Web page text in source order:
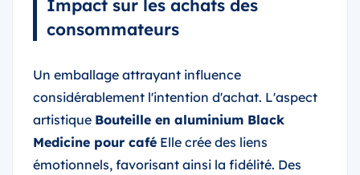
Impact sur les achats des
consommateurs
Un emballage attrayant influence
considérablement l'intention d'achat. L'aspect
artistique Bouteille en aluminium Black
Medicine pour café Elle crée des liens
émotionnels, favorisant ainsi la fidélité. Des